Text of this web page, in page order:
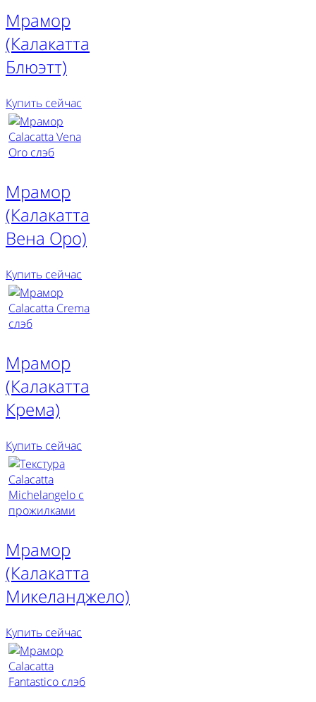
Мрамор
(Калакатта
Блюэтт)
Купить сейчас
Мрамор
(Калакатта
Вена Оро)
Купить сейчас
Мрамор
(Калакатта
Крема)
Купить сейчас
Мрамор
(Калакатта
Микеланджело)
Купить сейчас